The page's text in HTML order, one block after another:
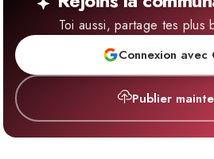
Toi aussi, partage tes plus
Connexion avec
Publier